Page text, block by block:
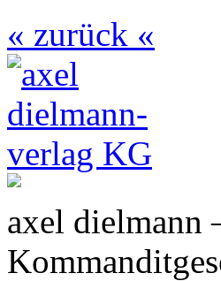
« zurück «
axel dielmann